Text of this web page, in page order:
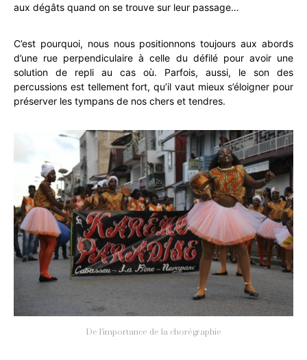
aux dégâts quand on se trouve sur leur passage…
C’est pourquoi, nous nous positionnons toujours aux abords
d’une rue perpendiculaire à celle du défilé pour avoir une
solution de repli au cas où. Parfois, aussi, le son des
percussions est tellement fort, qu’il vaut mieux s’éloigner pour
préserver les tympans de nos chers et tendres.
De l’importance de la chorégraphie